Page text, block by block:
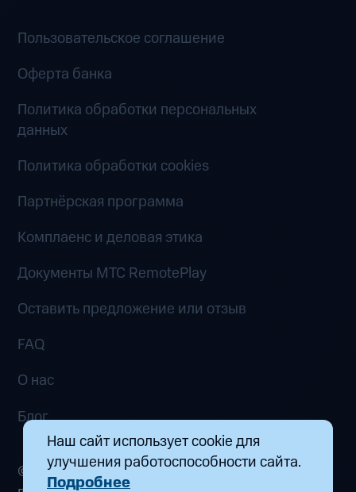
Наш сайт использует cookie для
улучшения работоспособности сайта.
Подробнее
Пользовательское соглашение
Оферта банка
Политика обработки персональных
данных
Политика обработки cookies
Партнёрская программа
Комплаенс и деловая этика
Документы MTC RemotePlay
Оставить предложение или отзыв
FAQ
О нас
Блог
© 2026 ООО «Маркетплейс распределенных